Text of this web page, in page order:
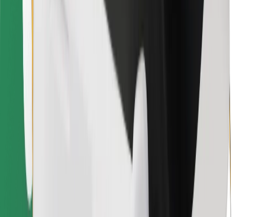
Pogoji poslovanja
Do vožnje v nekaj minutah!
Prenesi aplikacijo Bolt
Najdi svojo najljubšo hrano!
Prenesi aplikacijo Bolt Food